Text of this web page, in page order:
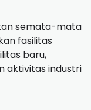
semata-mata
fasilitas
baru,
aktivitas industri